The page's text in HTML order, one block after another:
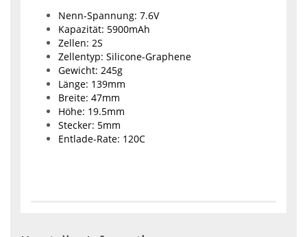
Nenn-Spannung: 7.6V
Kapazität: 5900mAh
Zellen: 2S
Zellentyp: Silicone-Graphene
Gewicht: 245g
Länge: 139mm
Breite: 47mm
Höhe: 19.5mm
Stecker: 5mm
Entlade-Rate: 120C